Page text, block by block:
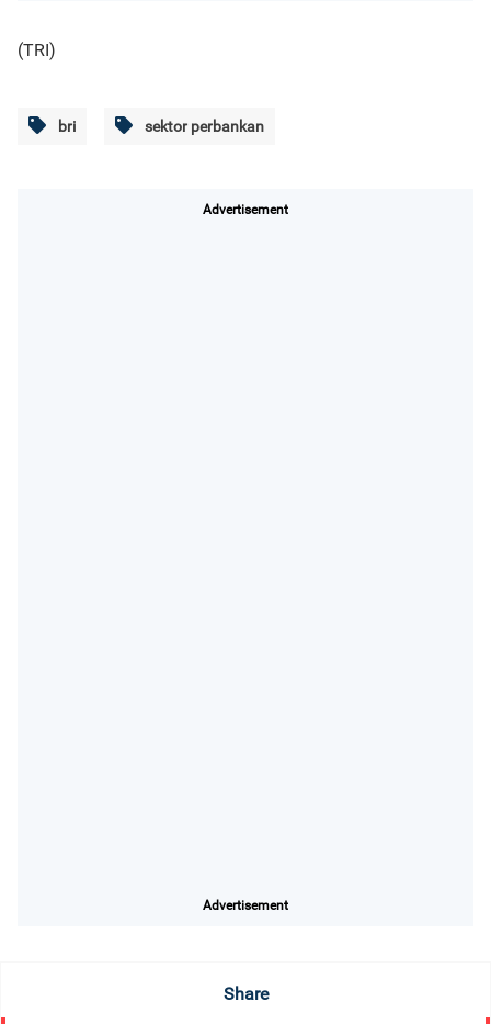
(TRI)
bri sektor perbankan
Advertisement
Advertisement
Share